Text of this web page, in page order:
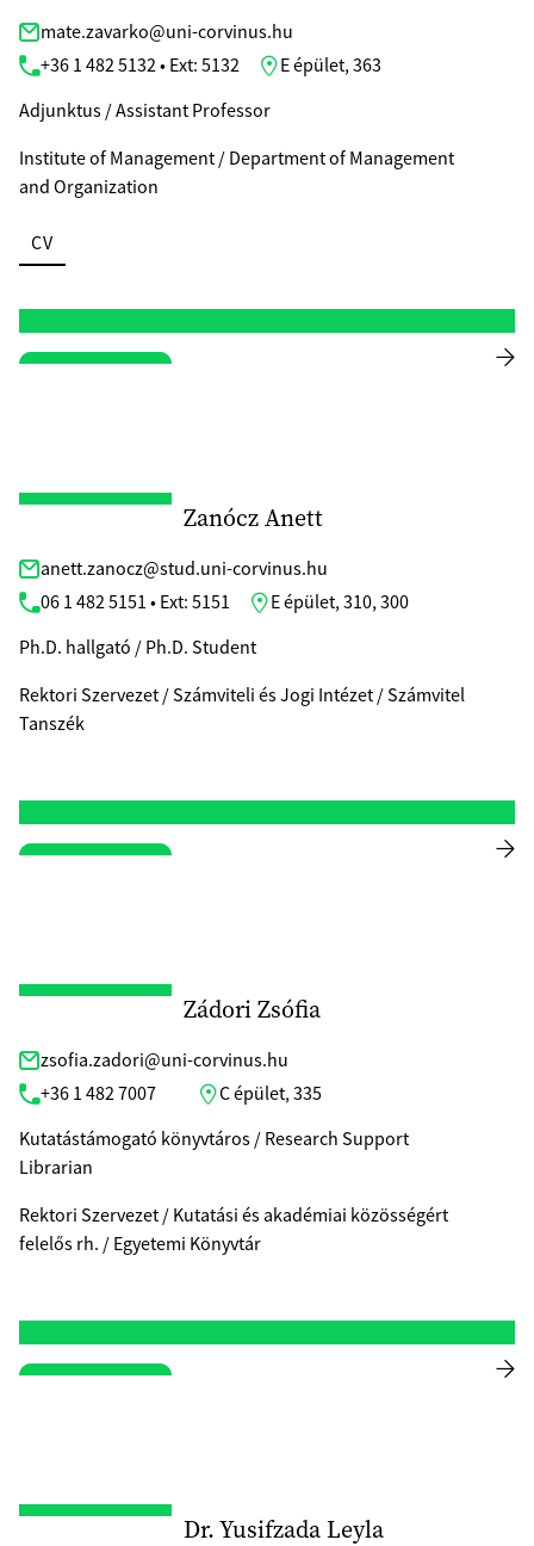
mate.zavarko@uni-corvinus.hu
+36 1 482 5132 • Ext: 5132
E épület, 363
Adjunktus / Assistant Professor
Institute of Management / Department of Management
and Organization
CV
Zanócz Anett
anett.zanocz@stud.uni-corvinus.hu
06 1 482 5151 • Ext: 5151
E épület, 310, 300
Ph.D. hallgató / Ph.D. Student
Rektori Szervezet / Számviteli és Jogi Intézet / Számvitel
Tanszék
Zádori Zsófia
zsofia.zadori@uni-corvinus.hu
+36 1 482 7007
C épület, 335
Kutatástámogató könyvtáros / Research Support
Librarian
Rektori Szervezet / Kutatási és akadémiai közösségért
felelős rh. / Egyetemi Könyvtár
Dr. Yusifzada Leyla